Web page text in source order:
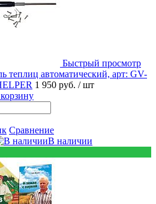
Быстрый просмотр
теплиц автоматический, арт: GV-
1 950 руб. / шт
Сравнение
В наличии